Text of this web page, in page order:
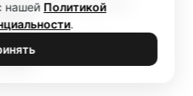
метро запустили
нашей Политикой
.